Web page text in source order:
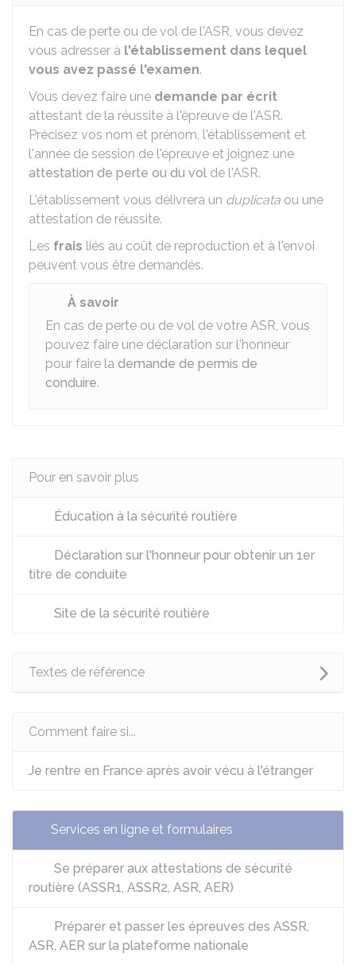
En cas de perte ou de vol de l'ASR, vous devez
vous adresser à l'établissement dans lequel
vous avez passé l'examen.
Vous devez faire une demande par écrit
attestant de la réussite à l'épreuve de l'ASR.
Précisez vos nom et prénom, l'établissement et
l'année de session de l'épreuve et joignez une
attestation de perte ou du vol de l'ASR.
L'établissement vous délivrera un duplicata ou une
attestation de réussite.
Les frais liés au coût de reproduction et à l'envoi
peuvent vous être demandés.
À savoir
En cas de perte ou de vol de votre ASR, vous
pouvez faire une déclaration sur l'honneur
pour faire la demande de permis de
conduire.
Pour en savoir plus
Éducation à la sécurité routière
Déclaration sur l'honneur pour obtenir un 1er
titre de conduite
Site de la sécurité routière
Textes de référence
Comment faire si...
Je rentre en France après avoir vécu à l'étranger
Services en ligne et formulaires
Se préparer aux attestations de sécurité
routière (ASSR1, ASSR2, ASR, AER)
Préparer et passer les épreuves des ASSR,
ASR, AER sur la plateforme nationale